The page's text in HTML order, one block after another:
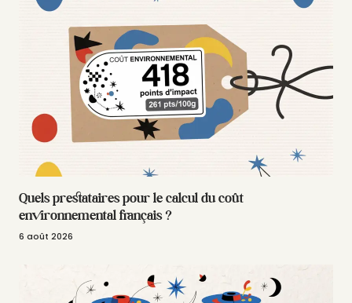
Quels prestataires pour le calcul du coût
environnemental français ?
6 août 2026